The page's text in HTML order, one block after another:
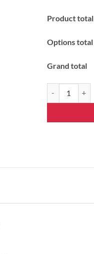
Product total
Options total
Grand total